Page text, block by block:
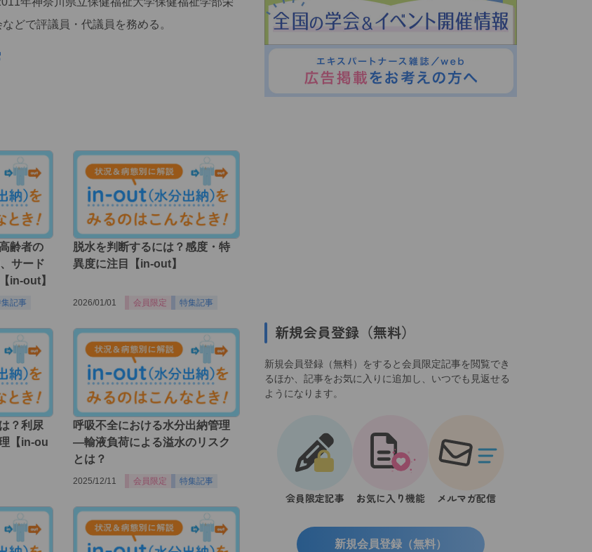
どで評議員・代議員を務める。
齢者の
サード
in-out】
記事
脱水を判断するには？感度・特
異度に注目【in-out】
2026/01/01 会員限定 特集記事
？利尿
【in-ou
呼吸不全における水分出納管理
―輸液負荷による溢水のリスク
とは？
2025/12/11 会員限定 特集記事
新規会員登録（無料）
新規会員登録（無料）をすると会員限定記事を閲覧でき
るほか、記事をお気に入りに追加し、いつでも見返せる
ようになります。
会員限定記事 お気に入り機能 メルマガ配信
新規会員登録（無料）